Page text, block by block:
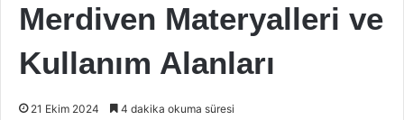
Merdiven Materyalleri ve
Kullanım Alanları
21 Ekim 2024 4 dakika okuma süresi